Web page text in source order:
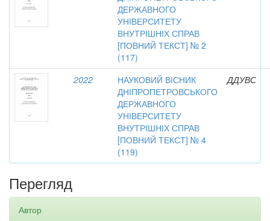
ДЕРЖАВНОГО
УНІВЕРСИТЕТУ
ВНУТРІШНІХ СПРАВ
[ПОВНИЙ ТЕКСТ] № 2
(117)
2022
НАУКОВИЙ ВІСНИК
ДНІПРОПЕТРОВСЬКОГО
ДЕРЖАВНОГО
УНІВЕРСИТЕТУ
ВНУТРІШНІХ СПРАВ
[ПОВНИЙ ТЕКСТ] № 4
(119)
ДДУВС
Перегляд
Автор